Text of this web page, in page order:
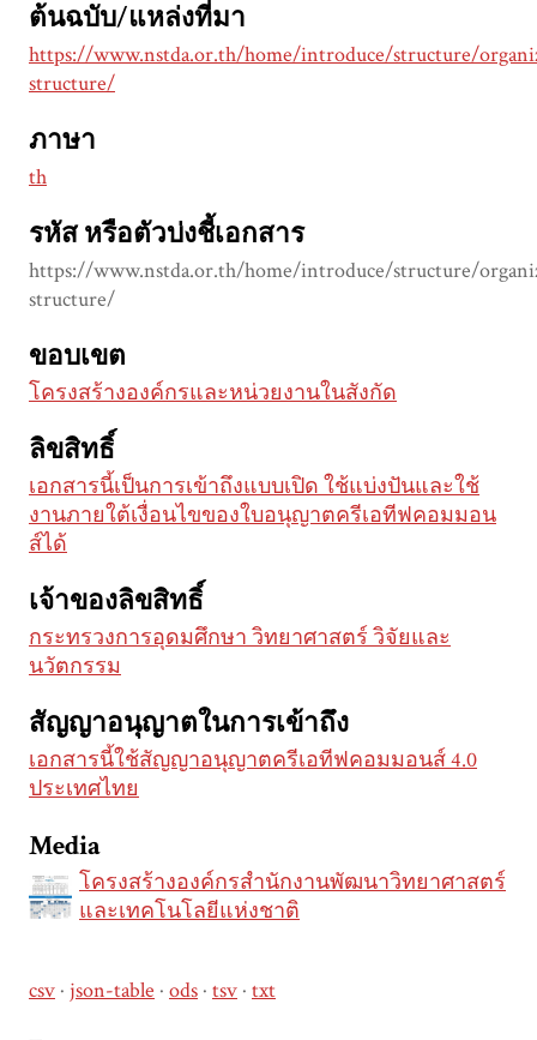
ต้นฉบับ/แหล่งที่มา
https://www.nstda.or.th/home/introduce/structure/
structure/
ภาษา
th
รหัส หรือตัวบ่งชี้เอกสาร
https://www.nstda.or.th/home/introduce/structure/
structure/
ขอบเขต
โครงสร้างองค์กรและหน่วยงานในสังกัด
ลิขสิทธิ์
เอกสารนี้เป็นการเข้าถึงแบบเปิด ใช้แบ่งปันและใช้
งานภายใต้เงื่อนไขของใบอนุญาตครีเอทีฟคอมมอน
ส์ได้
เจ้าของลิขสิทธิ์
กระทรวงการอุดมศึกษา วิทยาศาสตร์ วิจัยและ
นวัตกรรม
สัญญาอนุญาตในการเข้าถึง
เอกสารนี้ใช้สัญญาอนุญาตครีเอทีฟคอมมอนส์ 4.0
ประเทศไทย
Media
โครงสร้างองค์กรสำนักงานพัฒนาวิทยาศาสตร์
และเทคโนโลยีแห่งชาติ
csv json-table ods tsv txt